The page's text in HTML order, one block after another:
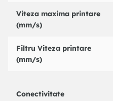
Viteza maxima printare
(mm/s)
Filtru Viteza printare
(mm/s)
Conectivitate